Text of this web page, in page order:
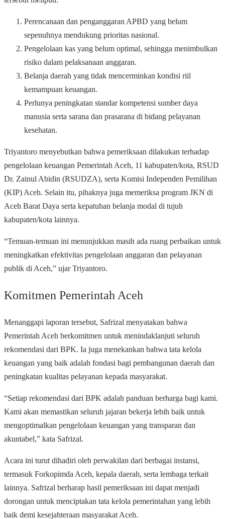
Perencanaan dan penganggaran APBD yang belum
sepenuhnya mendukung prioritas nasional.
Pengelolaan kas yang belum optimal, sehingga menimbulkan
risiko dalam pelaksanaan anggaran.
Belanja daerah yang tidak mencerminkan kondisi riil
kemampuan keuangan.
Perlunya peningkatan standar kompetensi sumber daya
manusia serta sarana dan prasarana di bidang pelayanan
kesehatan.
Triyantoro menyebutkan bahwa pemeriksaan dilakukan terhadap
pengelolaan keuangan Pemerintah Aceh, 11 kabupaten/kota, RSUD
Dr. Zainul Abidin (RSUDZA), serta Komisi Independen Pemilihan
(KIP) Aceh. Selain itu, pihaknya juga memeriksa program JKN di
Aceh Barat Daya serta kepatuhan belanja modal di tujuh
kabupaten/kota lainnya.
“Temuan-temuan ini menunjukkan masih ada ruang perbaikan untuk
meningkatkan efektivitas pengelolaan anggaran dan pelayanan
publik di Aceh,” ujar Triyantoro.
Komitmen Pemerintah Aceh
Menanggapi laporan tersebut, Safrizal menyatakan bahwa
Pemerintah Aceh berkomitmen untuk menindaklanjuti seluruh
rekomendasi dari BPK. Ia juga menekankan bahwa tata kelola
keuangan yang baik adalah fondasi bagi pembangunan daerah dan
peningkatan kualitas pelayanan kepada masyarakat.
“Setiap rekomendasi dari BPK adalah panduan berharga bagi kami.
Kami akan memastikan seluruh jajaran bekerja lebih baik untuk
mengoptimalkan pengelolaan keuangan yang transparan dan
akuntabel,” kata Safrizal.
Acara ini turut dihadiri oleh perwakilan dari berbagai instansi,
termasuk Forkopimda Aceh, kepala daerah, serta lembaga terkait
lainnya. Safrizal berharap hasil pemeriksaan ini dapat menjadi
dorongan untuk menciptakan tata kelola pemerintahan yang lebih
baik demi kesejahteraan masyarakat Aceh.